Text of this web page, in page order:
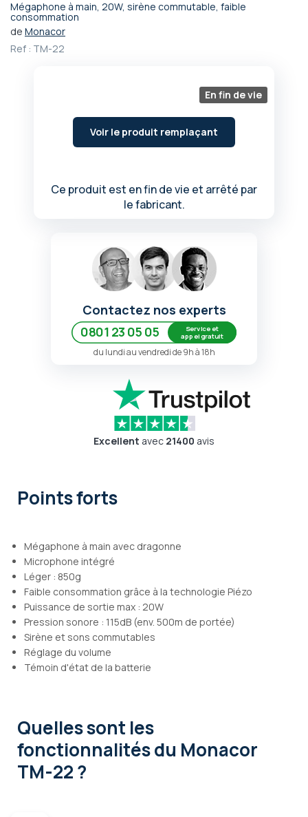
Mégaphone à main, 20W, sirène commutable, faible
consommation
de Monacor
Ref : TM-22
En fin de vie
Voir le produit remplaçant
Ce produit est en fin de vie et arrêté par
le fabricant.
Passer
au
de
Contactez nos experts
0801 23 05 05
Service et
appel gratuit
du lundi au vendredi de 9h à 18h
Excellent avec 21400 avis
Points forts
Mégaphone à main avec dragonne
Microphone intégré
Léger : 850g
Faible consommation grâce à la technologie Piézo
Puissance de sortie max : 20W
Pression sonore : 115dB (env. 500m de portée)
Sirène et sons commutables
Réglage du volume
Témoin d'état de la batterie
Quelles sont les
fonctionnalitésdu Monacor
TM-22 ?